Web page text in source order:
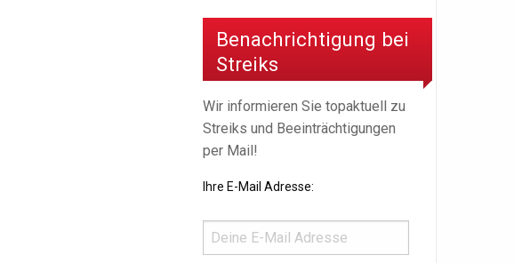
Benachrichtigung bei
Streiks
Wir informieren Sie topaktuell zu
Streiks und Beeinträchtigungen
per Mail!
Ihre E-Mail Adresse: